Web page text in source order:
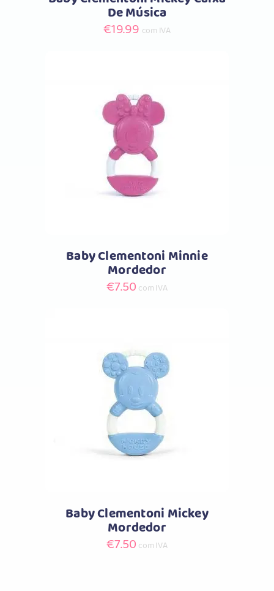
De Música
€19.99 com IVA
Comprar
Baby Clementoni Minnie
Mordedor
€7.50 com IVA
Comprar
Baby Clementoni Mickey
Mordedor
€7.50 com IVA